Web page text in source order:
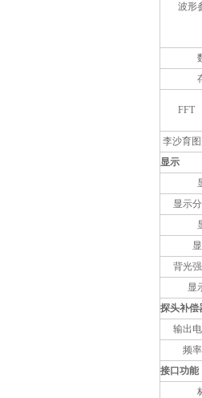
波形
FFT
李沙育
显示
显示
背光
显
探头补偿
输出
频
接口功能